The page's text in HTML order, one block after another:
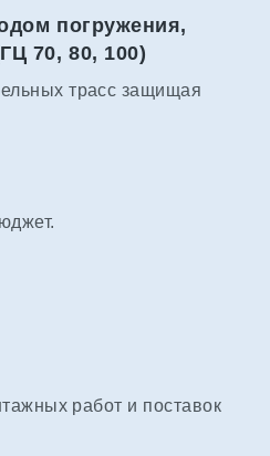
погружения,
70, 80, 100)
трасс защищая
работ и поставок